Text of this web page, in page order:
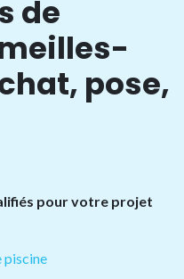
de
pose,
pour votre projet
piscine